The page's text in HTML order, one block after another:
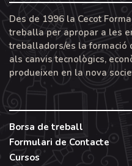
Des de 1996 la Cecot
treballa per apropar a les
treballadors/es la formació
als canvis tecnològics,
produeixen en la nova
Borsa de treball
Formulari de Contacte
Cursos